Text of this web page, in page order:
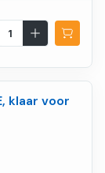
klaar voor